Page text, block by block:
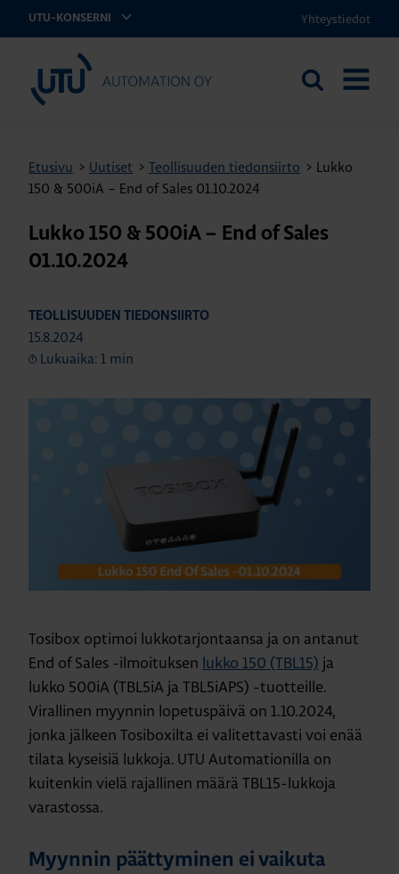
UTU-KONSERNI Yhteystiedot
UTU Automation
Etsi
Etusivu > Uutiset > Teollisuuden tiedonsiirto > Lukko
150 & 500iA – End of Sales 01.10.2024
Lukko 150 & 500iA – End of Sales
01.10.2024
TEOLLISUUDEN TIEDONSIIRTO
15.8.2024
Lukuaika: 1 min
Tosibox optimoi lukkotarjontaansa ja on antanut
End of Sales -ilmoituksen lukko 150 (TBL15) ja
lukko 500iA (TBL5iA ja TBL5iAPS) -tuotteille.
Virallinen myynnin lopetuspäivä on 1.10.2024,
jonka jälkeen Tosiboxilta ei valitettavasti voi enää
tilata kyseisiä lukkoja. UTU Automationilla on
kuitenkin vielä rajallinen määrä TBL15-lukkoja
varastossa.
Myynnin päättyminen ei vaikuta